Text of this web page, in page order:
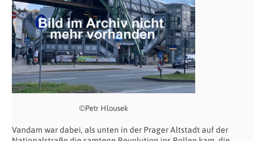
©Petr Hlousek
Vandam war dabei, als unten in der Prager Altstadt auf der